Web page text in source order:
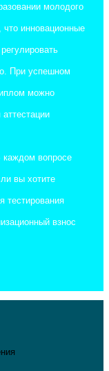
молодого
что инновационные
При успешном
можно
каждом вопросе
вы хотите
тестирования
взнос